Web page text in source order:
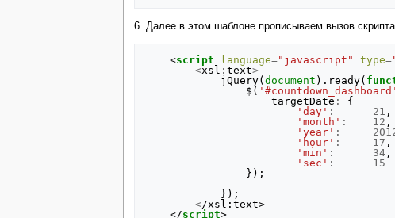
6. Далее в этом шаблоне прописываем вызов
<script language="javascript" type=
<xsl :text>
jQuery(document ). ready(
$ ( '#countdown_dashboard'
targetDate :
{
'day' : 21 ,
'month' : 12 ,
'year' :
'hour' : 17 ,
'min' : 34 ,
'sec' : 15
});
});
</xsl:text>
</script>